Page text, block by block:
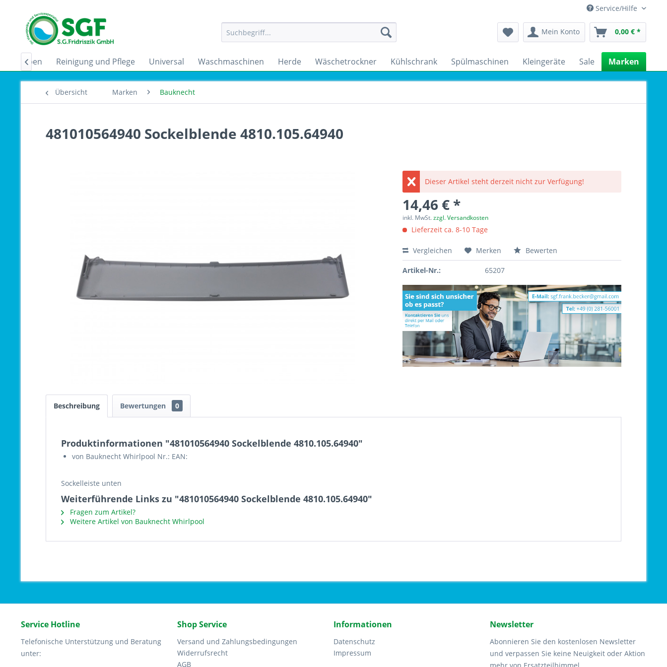
Service/Hilfe
Mein Konto 0,00 € *
Reinigung und Pflege Universal Waschmaschinen Herde Wäschetrockner Kühlschrank Spülmaschinen Kleingeräte Sale Marken

Übersicht Marken Bauknecht
481010564940 Sockelblende 4810.105.64940
Dieser Artikel steht derzeit nicht zur Verfügung!
14,46 € *
inkl. MwSt.zzgl. Versandkosten
Lieferzeit ca. 8-10 Tage
Vergleichen Merken Bewerten
Artikel-Nr.: 65207
Beschreibung Bewertungen 0
Produktinformationen "481010564940 Sockelblende 4810.105.64940"
von Bauknecht Whirlpool Nr.: EAN:
Sockelleiste unten
Weiterführende Links zu "481010564940 Sockelblende 4810.105.64940"
Fragen zum Artikel?
Weitere Artikel von Bauknecht Whirlpool
Service Hotline
Telefonische Unterstützung und Beratung
unter:
Shop Service
Versand und Zahlungsbedingungen
Widerrufsrecht
AGB
Informationen
Datenschutz
Impressum
Newsletter
Abonnieren Sie den kostenlosen Newsletter
und verpassen Sie keine Neuigkeit oder Aktion